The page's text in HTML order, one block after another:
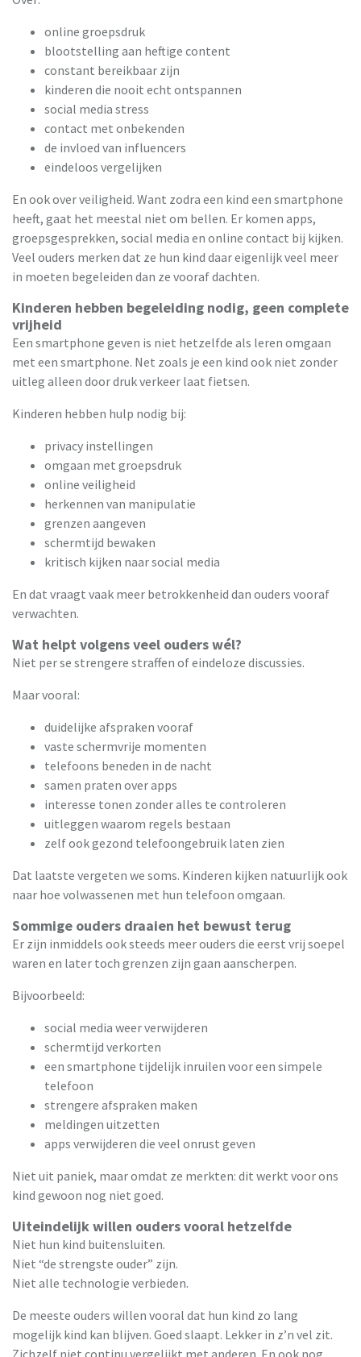
online groepsdruk
blootstelling aan heftige content
constant bereikbaar zijn
kinderen die nooit echt ontspannen
social media stress
contact met onbekenden
de invloed van influencers
eindeloos vergelijken
En ook over veiligheid. Want zodra een kind een smartphone
heeft, gaat het meestal niet om bellen. Er komen apps,
groepsgesprekken, social media en online contact bij kijken.
Veel ouders merken dat ze hun kind daar eigenlijk veel meer
in moeten begeleiden dan ze vooraf dachten.
Kinderen hebben begeleiding nodig, geen complete
vrijheid
Een smartphone geven is niet hetzelfde als leren omgaan
met een smartphone. Net zoals je een kind ook niet zonder
uitleg alleen door druk verkeer laat fietsen.
Kinderen hebben hulp nodig bij:
privacy instellingen
omgaan met groepsdruk
online veiligheid
herkennen van manipulatie
grenzen aangeven
schermtijd bewaken
kritisch kijken naar social media
En dat vraagt vaak meer betrokkenheid dan ouders vooraf
verwachten.
Wat helpt volgens veel ouders wél?
Niet per se strengere straffen of eindeloze discussies.
Maar vooral:
duidelijke afspraken vooraf
vaste schermvrije momenten
telefoons beneden in de nacht
samen praten over apps
interesse tonen zonder alles te controleren
uitleggen waarom regels bestaan
zelf ook gezond telefoongebruik laten zien
Dat laatste vergeten we soms. Kinderen kijken natuurlijk ook
naar hoe volwassenen met hun telefoon omgaan.
Sommige ouders draaien het bewust terug
Er zijn inmiddels ook steeds meer ouders die eerst vrij soepel
waren en later toch grenzen zijn gaan aanscherpen.
Bijvoorbeeld:
social media weer verwijderen
schermtijd verkorten
een smartphone tijdelijk inruilen voor een simpele
telefoon
strengere afspraken maken
meldingen uitzetten
apps verwijderen die veel onrust geven
Niet uit paniek, maar omdat ze merkten: dit werkt voor ons
kind gewoon nog niet goed.
Uiteindelijk willen ouders vooral hetzelfde
Niet hun kind buitensluiten.
Niet “de strengste ouder” zijn.
Niet alle technologie verbieden.
De meeste ouders willen vooral dat hun kind zo lang
mogelijk kind kan blijven. Goed slaapt. Lekker in z’n vel zit.